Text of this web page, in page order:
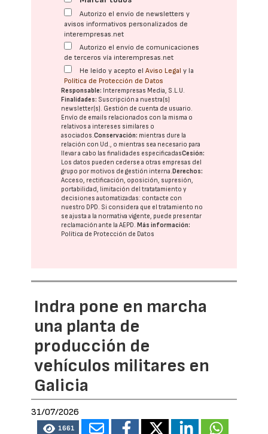
Autorizo el envío de newsletters y
avisos informativos personalizados de
interempresas.net
Autorizo el envío de comunicaciones
de terceros vía interempresas.net
He leído y acepto elAviso Legal y la
Política de Protección de Datos
Responsable: Interempresas Media, S.L.U.
Finalidades: Suscripción a nuestra(s)
newsletter(s). Gestión de cuenta de usuario.
Envío de emails relacionados con la misma o
relativos a intereses similares o
asociados.Conservación: mientras dure la
relación con Ud., o mientras sea necesario para
llevar a cabo las finalidades especificadasCesión:
Los datos pueden cederse a otras empresas del
grupo por motivos de gestión interna. Derechos:
Acceso, rectificación, oposición, supresión,
portabilidad, limitación del tratatamiento y
decisiones automatizadas: contacte con
nuestro DPD. Si considera que el tratamiento no
se ajusta a la normativa vigente, puede presentar
reclamación ante laAEPD. Más información:
Política de Protección de Datos
Indra pone en marcha
una planta de
producción de
vehículos militares en
Galicia
31/07/2026
1661